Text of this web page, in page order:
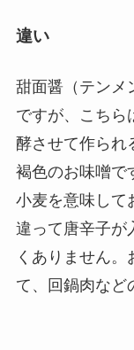
違い
甜面醤（テンメ
ですが、こちら
酵させて作られ
褐色のお味噌で
小麦を意味して
違って唐辛子が
くありません。
て、回鍋肉など